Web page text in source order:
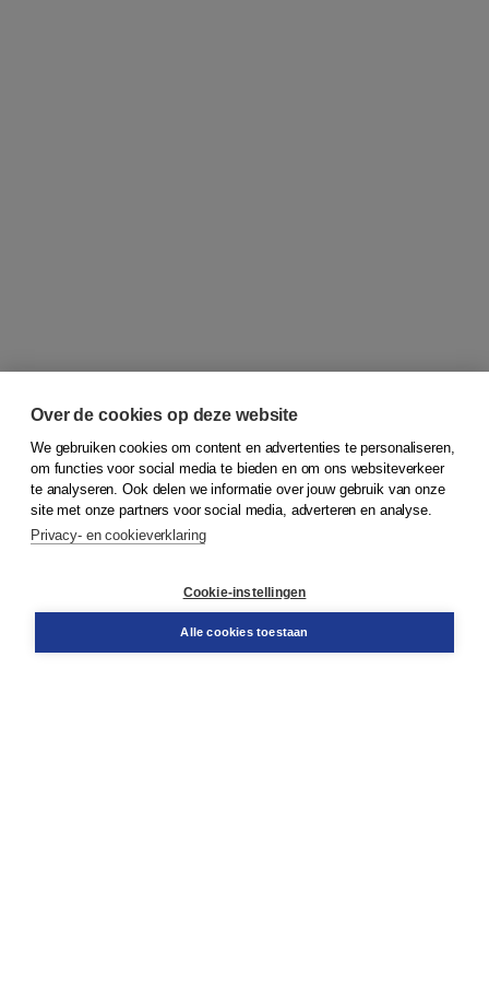
© 2026Koninklijke Boom uitgevers
Bestellen
Over de cookies op deze website
We gebruiken cookies om content en advertenties te personaliseren,
om functies voor social media te bieden en om ons websiteverkeer
te analyseren. Ook delen we informatie over jouw gebruik van onze
site met onze partners voor social media, adverteren en analyse.
Privacy- en cookieverklaring
Cookie-instellingen
Alle cookies toestaan